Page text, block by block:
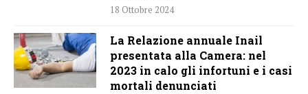
18 Ottobre 2024
La Relazione annuale Inail
presentata alla Camera: nel
2023 in calo gli infortuni e i casi
mortali denunciati